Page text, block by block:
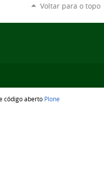
Voltar para o topo
código aberto Plone